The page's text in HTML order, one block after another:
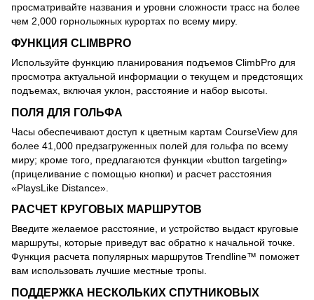
просматривайте названия и уровни сложности трасс на более
чем 2,000 горнолыжных курортах по всему миру.
ФУНКЦИЯ CLIMBPRO
Используйте функцию планирования подъемов ClimbPro для
просмотра актуальной информации о текущем и предстоящих
подъемах, включая уклон, расстояние и набор высоты.
ПОЛЯ ДЛЯ ГОЛЬФА
Часы обеспечивают доступ к цветным картам CourseView для
более 41,000 предзагруженных полей для гольфа по всему
миру; кроме того, предлагаются функции «button targeting»
(прицеливание с помощью кнопки) и расчет расстояния
«PlaysLike Distance».
РАСЧЕТ КРУГОВЫХ МАРШРУТОВ
Введите желаемое расстояние, и устройство выдаст круговые
маршруты, которые приведут вас обратно к начальной точке.
Функция расчета популярных маршрутов Trendline™ поможет
вам использовать лучшие местные тропы.
ПОДДЕРЖКА НЕСКОЛЬКИХ СПУТНИКОВЫХ